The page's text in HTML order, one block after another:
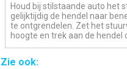
Houd bij stilstaande auto het
gelijktijdig de hendel naar
te ontgrendelen. Zet het
hoogte en trek aan de hendel
Zie ook: